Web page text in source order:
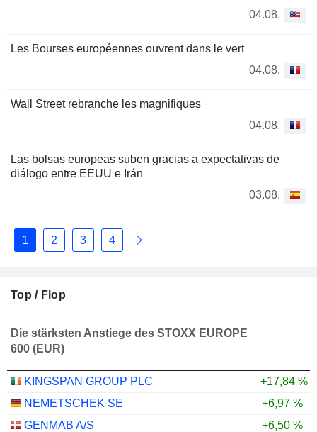
04.08.
Les Bourses européennes ouvrent dans le vert
04.08.
Wall Street rebranche les magnifiques
04.08.
Las bolsas europeas suben gracias a expectativas de
diálogo entre EEUU e Irán
03.08.
1 2 3 4
Top / Flop
Die stärksten Anstiege des STOXX EUROPE
600 (EUR)
KINGSPAN GROUP PLC
+17,84 %
NEMETSCHEK SE
+6,97 %
GENMAB A/S
+6,50 %